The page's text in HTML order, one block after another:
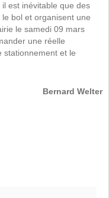
est inévitable que des
bol et organisent une
le samedi 09 mars
une réelle
stationnement et le
Bernard Welter